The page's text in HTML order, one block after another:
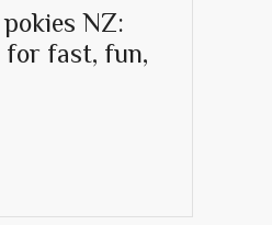
NZ:
fast, fun,